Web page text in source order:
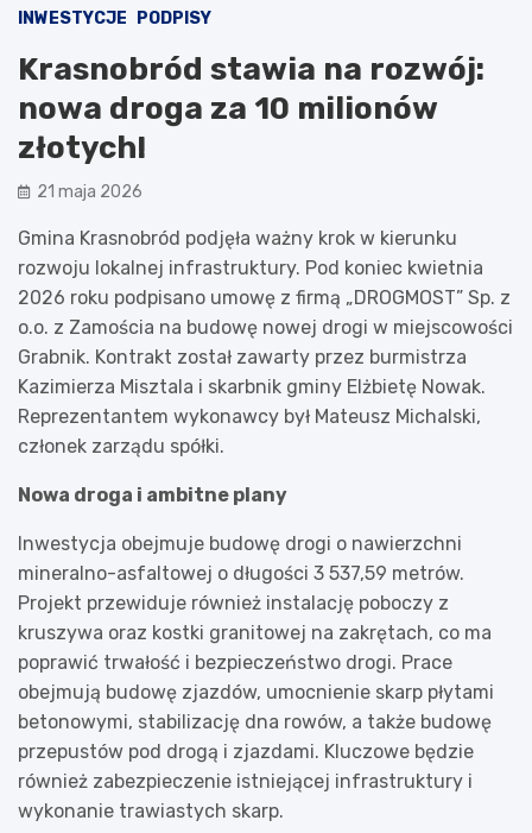
INWESTYCJE PODPISY
Krasnobród stawia na rozwój:
nowa droga za 10 milionów
złotych!
21 maja 2026
Gmina Krasnobród podjęła ważny krok w kierunku
rozwoju lokalnej infrastruktury. Pod koniec kwietnia
2026 roku podpisano umowę z firmą „DROGMOST” Sp. z
o.o. z Zamościa na budowę nowej drogi w miejscowości
Grabnik. Kontrakt został zawarty przez burmistrza
Kazimierza Misztala i skarbnik gminy Elżbietę Nowak.
Reprezentantem wykonawcy był Mateusz Michalski,
członek zarządu spółki.
Nowa droga i ambitne plany
Inwestycja obejmuje budowę drogi o nawierzchni
mineralno-asfaltowej o długości 3 537,59 metrów.
Projekt przewiduje również instalację poboczy z
kruszywa oraz kostki granitowej na zakrętach, co ma
poprawić trwałość i bezpieczeństwo drogi. Prace
obejmują budowę zjazdów, umocnienie skarp płytami
betonowymi, stabilizację dna rowów, a także budowę
przepustów pod drogą i zjazdami. Kluczowe będzie
również zabezpieczenie istniejącej infrastruktury i
wykonanie trawiastych skarp.